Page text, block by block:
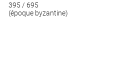
395 / 695
(époque byzantine)